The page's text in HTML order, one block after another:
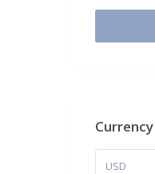
Currency
USD